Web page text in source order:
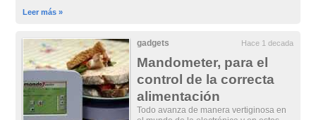
Leer más »
gadgets Hace 1 decada
Mandometer, para el
control de la correcta
alimentación
Todo avanza de manera vertiginosa en